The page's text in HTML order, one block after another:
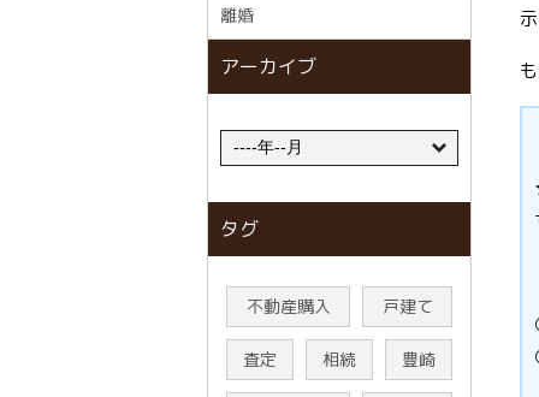
離婚
アーカイブ
タグ
不動産購入 戸建て
査定 相続 豊崎